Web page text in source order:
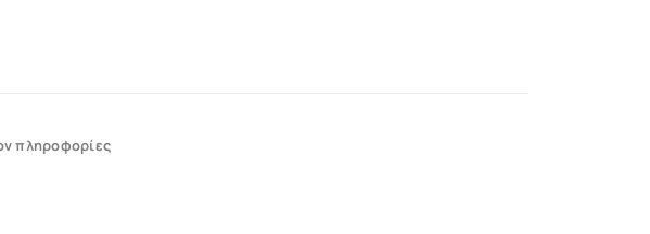
πληροφορίες